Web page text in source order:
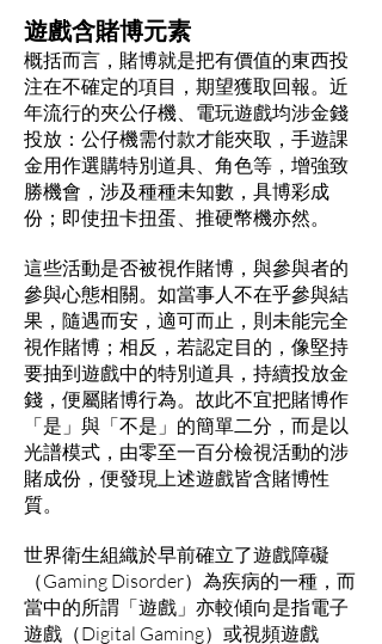
遊戲含賭博元素
概括而言，賭博就是把有價值的東西投
注在不確定的項目，期望獲取回報。近
年流行的夾公仔機、電玩遊戲均涉金錢
投放：公仔機需付款才能夾取，手遊課
金用作選購特別道具、角色等，增強致
勝機會，涉及種種未知數，具博彩成
份；即使扭卡扭蛋、推硬幣機亦然。
這些活動是否被視作賭博，與參與者的
參與心態相關。如當事人不在乎參與結
果，隨遇而安，適可而止，則未能完全
視作賭博；相反，若認定目的，像堅持
要抽到遊戲中的特別道具，持續投放金
錢，便屬賭博行為。故此不宜把賭博作
「是」與「不是」的簡單二分，而是以
光譜模式，由零至一百分檢視活動的涉
賭成份，便發現上述遊戲皆含賭博性
質。
世界衛生組織於早前確立了遊戲障礙
（Gaming Disorder）為疾病的一種，而
當中的所謂「遊戲」亦較傾向是指電子
遊戲（Digital Gaming）或視頻遊戲